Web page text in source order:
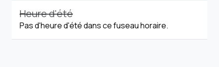
Heure d'été
Pas d'heure d'été dans ce fuseau horaire.